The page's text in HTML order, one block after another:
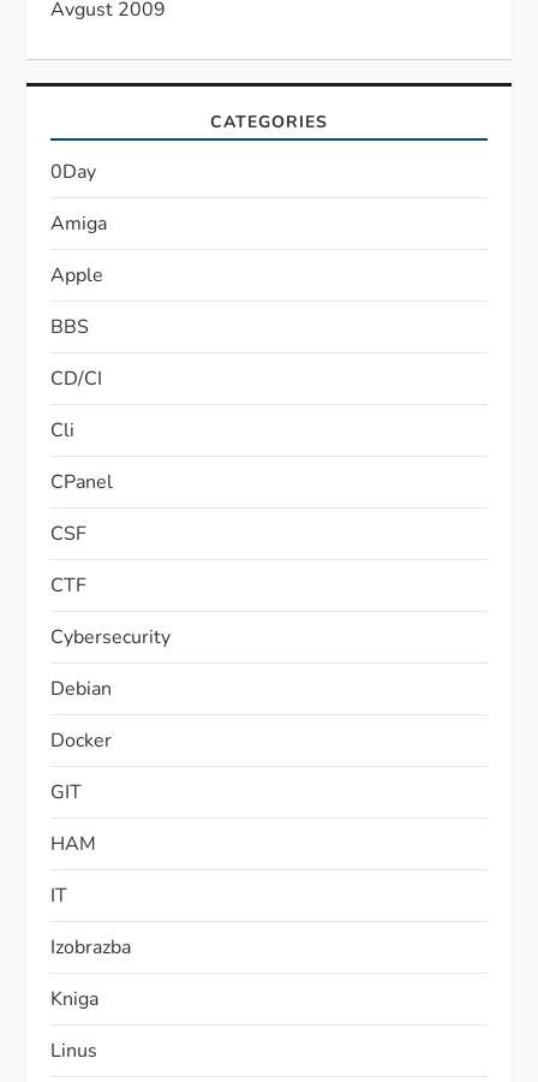
Avgust 2009
CATEGORIES
0Day
Amiga
Apple
BBS
CD/CI
Cli
CPanel
CSF
CTF
Cybersecurity
Debian
Docker
GIT
HAM
IT
Izobrazba
Kniga
Linus